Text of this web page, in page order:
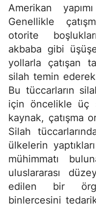
Amerikan
Genellikle
otorite
akbaba gibi
yollarla çatışan
silah temin
Bu tüccarların
için öncelikle üç
kaynak, çatışma
Silah
ülkelerin
mühimmatı
uluslararası
edilen bir
binlercesini